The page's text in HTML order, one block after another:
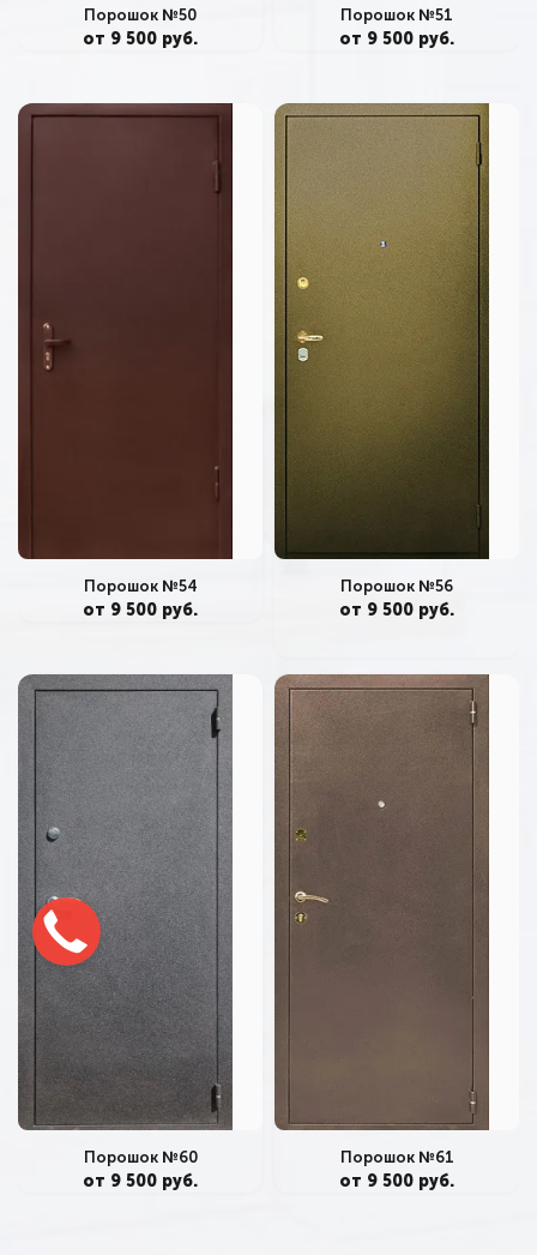
Порошок №50
от 9 500 руб.
Порошок №51
от 9 500 руб.
Порошок №54
от 9 500 руб.
Порошок №56
от 9 500 руб.
Порошок №60
от 9 500 руб.
Порошок №61
от 9 500 руб.